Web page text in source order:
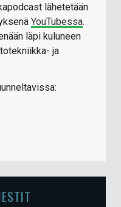
lähetetään
YouTubessa.
läpi kuluneen
ja